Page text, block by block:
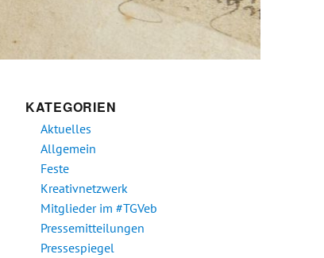
KATEGORIEN
Aktuelles
Allgemein
Feste
Kreativnetzwerk
Mitglieder im #TGVeb
Pressemitteilungen
Pressespiegel